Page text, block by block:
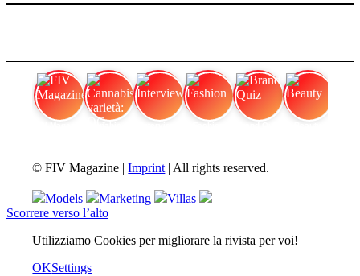
© FIV Magazine |Imprint | All rights reserved.
Models Marketing
Villas
Scorrere verso l’alto
Utilizziamo Cookies per migliorare la rivista per voi!
OKSettings